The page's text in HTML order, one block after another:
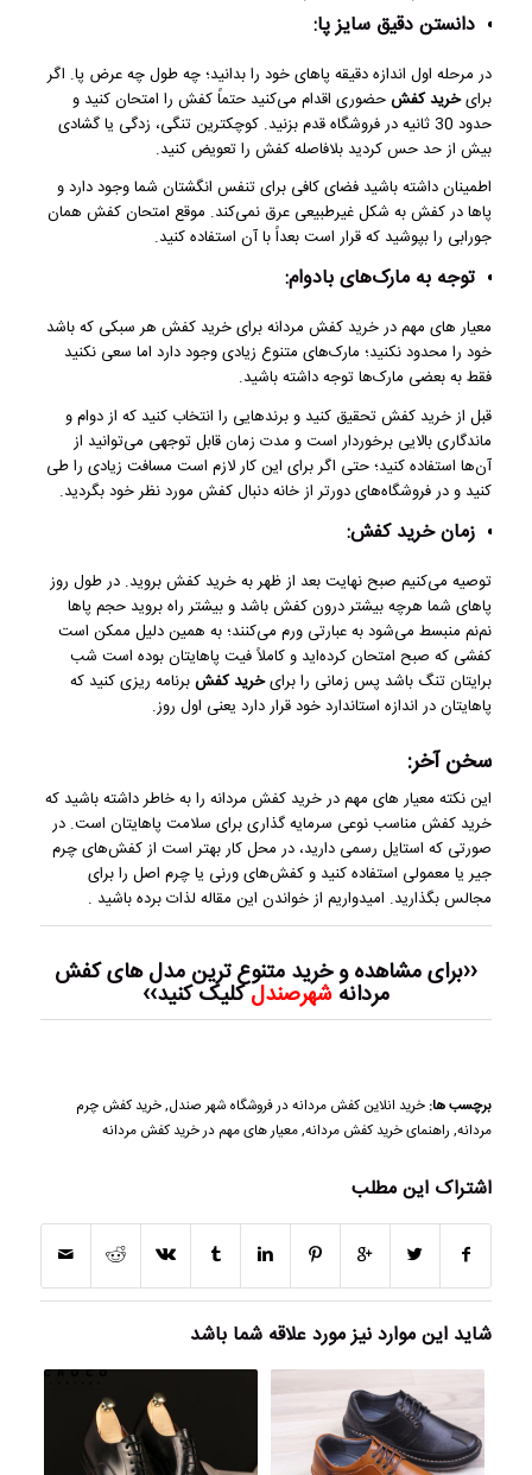
دانستن دقیق سایز پا:
در مرحله اول اندازه دقیقه پاهای خود را بدانید؛ چه طول چه عرض پا. اگر
برایخرید کفشحضوری اقدام می‌کنید حتماً کفش را امتحان کنید و
حدود 30 ثانیه در فروشگاه قدم بزنید. کوچکترین تنگی، زدگی یا گشادی
بیش از حد حس کردید بلافاصله کفش را تعویض کنید.
اطمینان داشته باشید فضای کافی برای تنفس انگشتان شما وجود دارد و
پاها در کفش به شکل غیرطبیعی عرق نمی‌کند. موقع امتحان کفش همان
جورابی را بپوشید که قرار است بعداً با آن استفاده کنید.
توجه به مارک‌های بادوام:
معیار های مهم در خرید کفش مردانه برای خرید کفش هر سبکی که باشد
خود را محدود نکنید؛ مارک‌های متنوع زیادی وجود دارد اما سعی نکنید
فقط به بعضی مارک‌ها توجه داشته باشید.
قبل از خرید کفش تحقیق کنید و برندهایی را انتخاب کنید که از دوام و
ماندگاری بالایی برخوردار است و مدت زمان قابل توجهی می‌توانید از
آن‌ها استفاده کنید؛ حتی اگر برای این کار لازم است مسافت زیادی را طی
کنید و در فروشگاه‌های دورتر از خانه دنبال کفش مورد نظر خود بگردید.
زمان خرید کفش:
توصیه می‌کنیم صبح نهایت بعد از ظهر به خرید کفش بروید. در طول روز
پاهای شما هرچه بیشتر درون کفش باشد و بیشتر راه بروید حجم پاها
نم‌نم منبسط می‌شود به عبارتی ورم می‌کنند؛ به همین دلیل ممکن است
کفشی که صبح امتحان کرده‌اید و کاملاً فیت پاهایتان بوده است شب
برایتان تنگ باشد پس زمانی را برایخرید کفشبرنامه ‌ریزی کنید که
پاهایتان در اندازه استاندارد خود قرار دارد یعنی اول روز.
سخن آخر:
این نکته معیار های مهم در خرید کفش مردانه را به خاطر داشته باشید که
خرید کفش مناسب نوعی سرمایه گذاری برای سلامت پاهایتان است. در
صورتی که استایل رسمی دارید، در محل کار بهتر است از کفش‌های چرم
جیر یا معمولی استفاده کنید و کفش‌های ورنی یا چرم اصل را برای
مجالس بگذارید. امیدواریم از خواندن این مقاله لذات برده باشید .
‹‹برای مشاهده و خرید متنوع ترین مدل های کفش
مردانهشهرصندلکلیک کنید››
برچسب ها: خرید انلاین کفش مردانه در فروشگاه شهر صندل,خرید کفش چرم
مردانه, راهنمای خرید کفش مردانه,معیار های مهم در خرید کفش مردانه
اشتراک این مطلب
شاید این موارد نیز مورد علاقه شما باشد